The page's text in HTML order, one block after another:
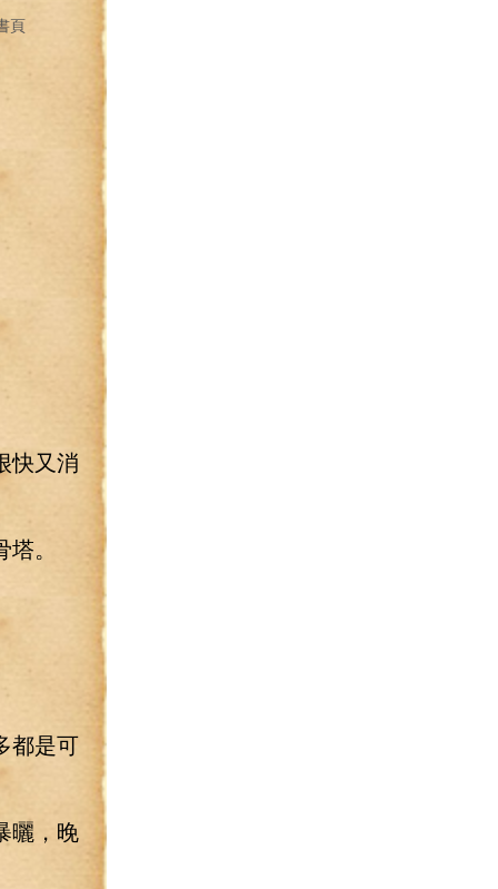
頁
又消
。
都是可
曬，晚